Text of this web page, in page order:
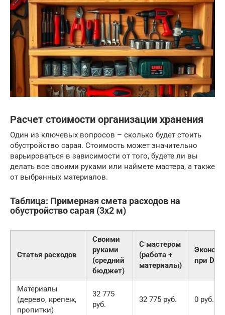
Расчет стоимости организации хранения
Один из ключевых вопросов – сколько будет стоить
обустройство сарая. Стоимость может значительно
варьироваться в зависимости от того, будете ли вы
делать все своими руками или наймете мастера, а также
от выбранных материалов.
Таблица: Примерная смета расходов на
обустройство сарая (3х2 м)
Статья расходов
Своими
руками
(средний
бюджет)
С мастером
(работа +
материалы)
при DIY
Материалы
(дерево, крепеж,
пропитки)
32 775
руб.
32 775 руб. 0 руб.